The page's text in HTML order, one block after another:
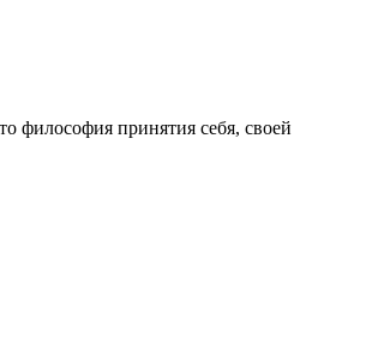
философия принятия себя, своей